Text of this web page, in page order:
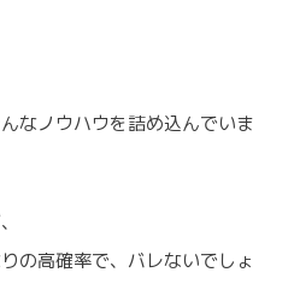
なノウハウを詰め込んでいま
の高確率で、バレないでしょ